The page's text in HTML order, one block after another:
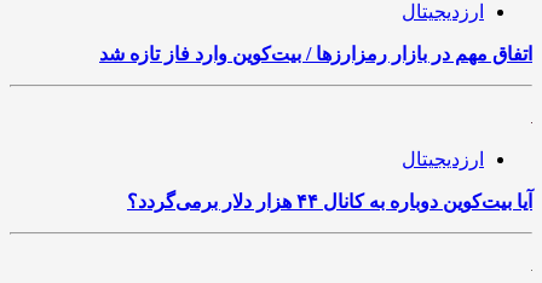
ارزدیجیتال
اتفاق مهم در بازار رمزارزها / بیت‌کوین وارد فاز تازه شد
ارزدیجیتال
آیا بیت‌کوین دوباره به کانال ۴۴ هزار دلار برمی‌گردد؟